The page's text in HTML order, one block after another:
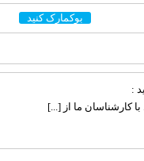
بوکمارک کنید
:
کارشناسان ما از [...]